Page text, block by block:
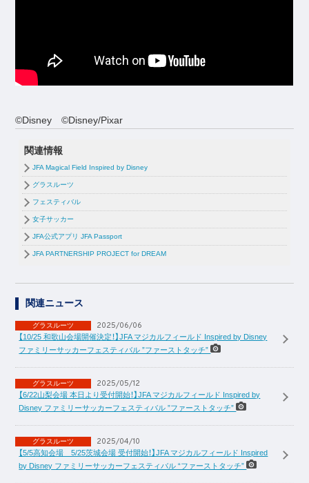
©Disney ©Disney/Pixar
関連情報
JFA Magical Field Inspired by Disney
グラスルーツ
フェスティバル
女子サッカー
JFA公式アプリ JFA Passport
JFA PARTNERSHIP PROJECT for DREAM
関連ニュース
グラスルーツ 2025/06/06
【10/25 和歌山会場開催決定！】JFA マジカルフィールド Inspired by Disney
ファミリーサッカーフェスティバル ”ファーストタッチ”
グラスルーツ 2025/05/12
【6/22山梨会場 本日より受付開始！】JFA マジカルフィールド Inspired by
Disney ファミリーサッカーフェスティバル ”ファーストタッチ”
グラスルーツ 2025/04/10
【5/5高知会場 5/25茨城会場 受付開始！】JFA マジカルフィールド Inspired
by Disney ファミリーサッカーフェスティバル “ファーストタッチ”